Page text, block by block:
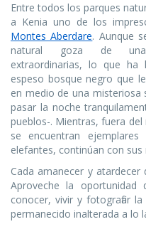
Entre todos los parques
a Kenia uno de los
Montes Aberdare. Aunque
natural goza de unas
extraordinarias, lo que
espeso bosque negro que
en medio de una misteriosa
pasar la noche
pueblos-. Mientras, fuera
se encuentran
elefantes, continúan con sus
Cada amanecer y
Aproveche la
conocer, vivir y fotografiar
permanecido inalterada a lo